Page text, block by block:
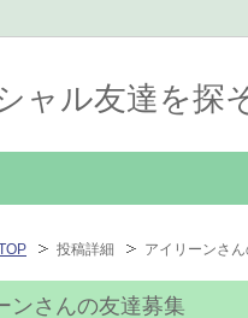
投稿詳細 アイリーンさ
ンさんの友達募集
ャル友達を探